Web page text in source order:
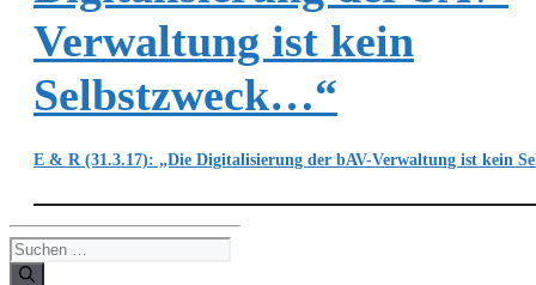
Verwaltung ist kein
Selbstzweck…“
E & R (31.3.17): „Die Digitalisierung der bAV-Verwaltung ist kein
Suchen
nach: